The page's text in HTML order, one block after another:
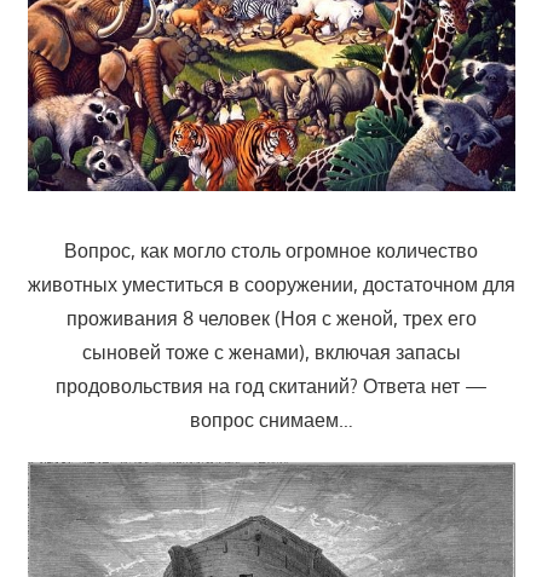
Вопрос, как могло столь огромное количество
животных уместиться в сооружении, достаточном для
проживания 8 человек (Ноя с женой, трех его
сыновей тоже с женами), включая запасы
продовольствия на год скитаний? Ответа нет —
вопрос снимаем…